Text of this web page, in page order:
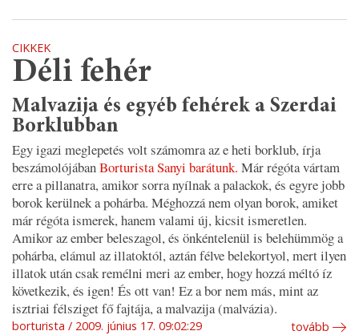
CIKKEK
Déli fehér
Malvazija és egyéb fehérek a Szerdai
Borklubban
Egy igazi meglepetés volt számomra az e heti borklub, írja
beszámolójábanBorturista Sanyi barátunk. Már régóta vártam
erre a pillanatra, amikor sorra nyílnak a palackok, és egyre jobb
borok kerülnek a pohárba. Méghozzá nem olyan borok, amiket
már régóta ismerek, hanem valami új, kicsit ismeretlen.
Amikor az ember beleszagol, és önkéntelenül is belehümmög a
pohárba, elámul az illatoktól, aztán félve belekortyol, mert ilyen
illatok után csak remélni meri az ember, hogy hozzá méltó íz
következik, és igen! És ott van! Ez a bor nem más, mint az
isztriai félsziget fő fajtája, a malvazija (malvázia).
borturista 2009. június 17. 09:02:29 tovább